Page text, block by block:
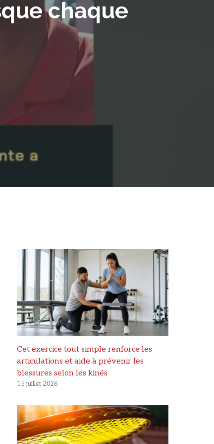
chaque
Cet exercice tout simple renforce les
articulations et aide à prévenir les
blessures selon les kinés
15 juillet 2026